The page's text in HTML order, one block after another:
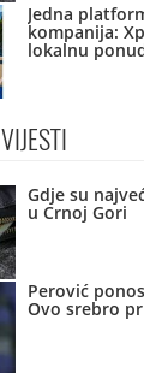
Jedna
kompanija:
lokalnu
VIJESTI
Gdje su
u Crnoj Gori
Perović
Ovo srebro